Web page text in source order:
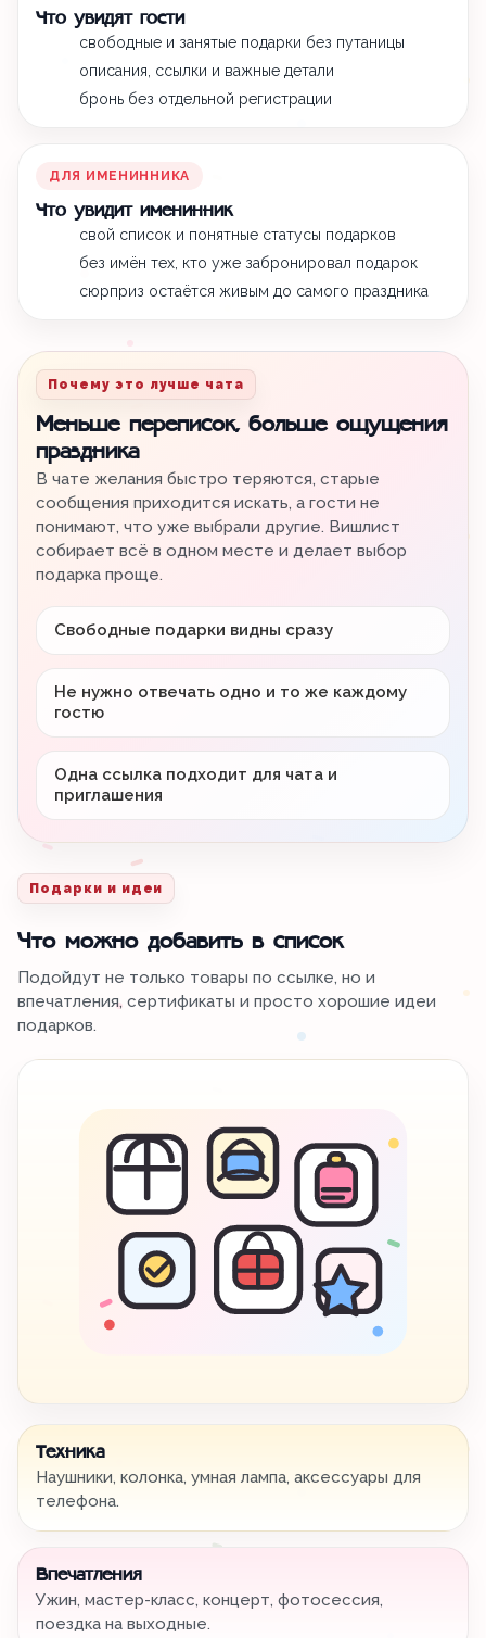
Что увидят гости
свободные и занятые подарки без путаницы
описания, ссылки и важные детали
бронь без отдельной регистрации
ДЛЯ ИМЕНИННИКА
Что увидит именинник
свой список и понятные статусы подарков
без имён тех, кто уже забронировал подарок
сюрприз остаётся живым до самого праздника
Почему это лучше чата
Меньше переписок, больше ощущения
праздника
В чате желания быстро теряются, старые
сообщения приходится искать, а гости не
понимают, что уже выбрали другие. Вишлист
собирает всё в одном месте и делает выбор
подарка проще.
Свободные подарки видны сразу
Не нужно отвечать одно и то же каждому
гостю
Одна ссылка подходит для чата и
приглашения
Подарки и идеи
Что можно добавить в список
Подойдут не только товары по ссылке, но и
впечатления, сертификаты и просто хорошие идеи
подарков.
Техника
Наушники, колонка, умная лампа, аксессуары для
телефона.
Впечатления
Ужин, мастер-класс, концерт, фотосессия,
поездка на выходные.